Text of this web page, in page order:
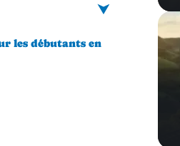
les débutants en